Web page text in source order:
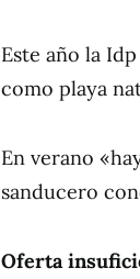
Este año la
como playa
En verano
sanducero
Oferta